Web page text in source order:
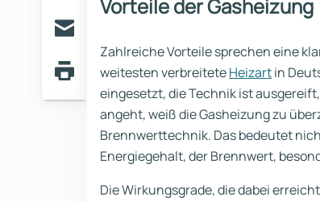
Facebook
mail
drucken
Vorteile der Gasheizung
Zahlreiche Vorteile sprechen eine
weitesten verbreiteteHeizartin
eingesetzt, die Technik ist
angeht, weiß die Gasheizung zu
Brennwerttechnik. Das bedeutet
Energiegehalt, der Brennwert,
Die Wirkungsgrade, die dabei